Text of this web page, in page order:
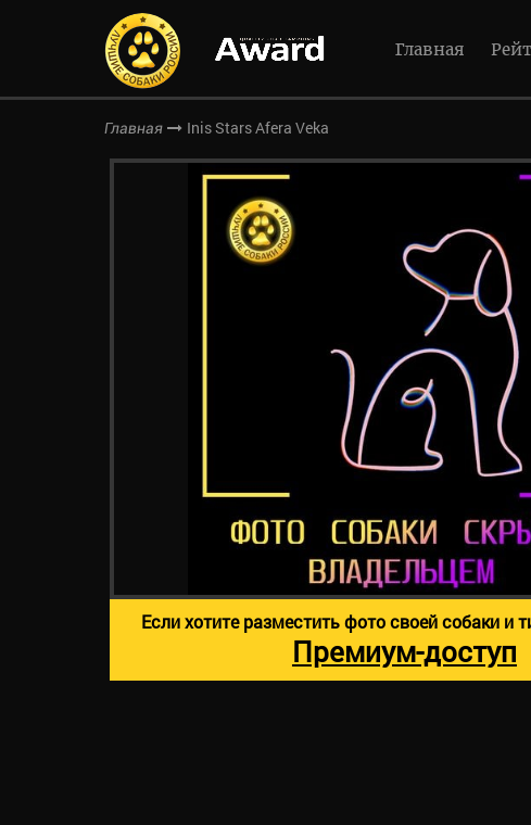
Главная
Главная Inis Stars Afera Veka
Если хотите разместить фото своей собаки и
Премиум-доступ